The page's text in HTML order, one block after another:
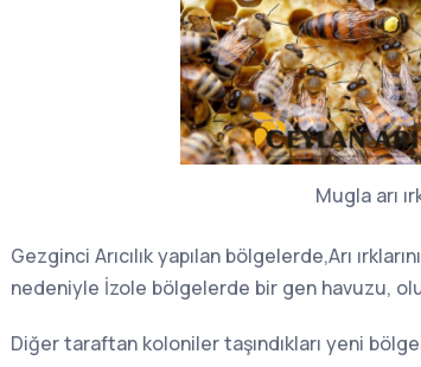
Mugla arı
Gezginci Arıcılık yapılan bölgelerde,Arı
nedeniyle İzole bölgelerde bir gen havuzu,
Diğer taraftan koloniler taşındıkları yeni